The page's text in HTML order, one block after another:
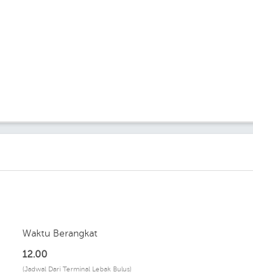
Waktu Berangkat
12.00
(Jadwal Dari Terminal Lebak Bulus)